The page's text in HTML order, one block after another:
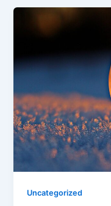
Uncategorized